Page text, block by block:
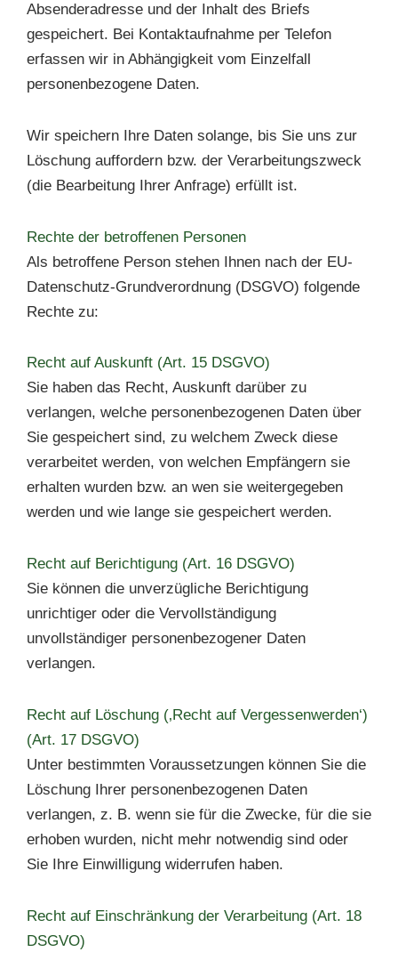
Absenderadresse und der Inhalt des Briefs
gespeichert. Bei Kontaktaufnahme per Telefon
erfassen wir in Abhängigkeit vom Einzelfall
personenbezogene Daten.
Wir speichern Ihre Daten solange, bis Sie uns zur
Löschung auffordern bzw. der Verarbeitungszweck
(die Bearbeitung Ihrer Anfrage) erfüllt ist.
Rechte der betroffenen Personen
Als betroffene Person stehen Ihnen nach der EU-
Datenschutz-Grundverordnung (DSGVO) folgende
Rechte zu:
Recht auf Auskunft (Art. 15 DSGVO)
Sie haben das Recht, Auskunft darüber zu
verlangen, welche personenbezogenen Daten über
Sie gespeichert sind, zu welchem Zweck diese
verarbeitet werden, von welchen Empfängern sie
erhalten wurden bzw. an wen sie weitergegeben
werden und wie lange sie gespeichert werden.
Recht auf Berichtigung (Art. 16 DSGVO)
Sie können die unverzügliche Berichtigung
unrichtiger oder die Vervollständigung
unvollständiger personenbezogener Daten
verlangen.
Recht auf Löschung (‚Recht auf Vergessenwerden‘)
(Art. 17 DSGVO)
Unter bestimmten Voraussetzungen können Sie die
Löschung Ihrer personenbezogenen Daten
verlangen, z. B. wenn sie für die Zwecke, für die sie
erhoben wurden, nicht mehr notwendig sind oder
Sie Ihre Einwilligung widerrufen haben.
Recht auf Einschränkung der Verarbeitung (Art. 18
DSGVO)